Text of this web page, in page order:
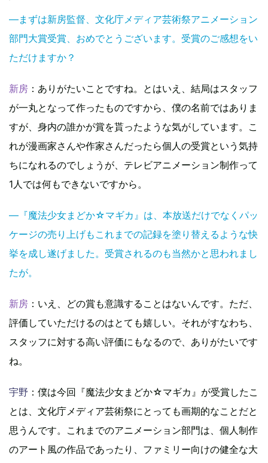
―まずは新房監督、文化庁メディア芸術祭アニメーション
部門大賞受賞、おめでとうございます。受賞のご感想をい
ただけますか？
新房 ：ありがたいことですね。とはいえ、結局はスタッフ
が一丸となって作ったものですから、僕の名前ではありま
すが、身内の誰かが賞を貰ったような気がしています。こ
れが漫画家さんや作家さんだったら個人の受賞という気持
ちになれるのでしょうが、テレビアニメーション制作って
1人では何もできないですから。
―『魔法少女まどか☆マギカ』は、本放送だけでなくパッ
ケージの売り上げもこれまでの記録を塗り替えるような快
挙を成し遂げました。受賞されるのも当然かと思われまし
たが。
新房 ：いえ、どの賞も意識することはないんです。ただ、
評価していただけるのはとても嬉しい。それがすなわち、
スタッフに対する高い評価にもなるので、ありがたいです
ね。
宇野 ：僕は今回『魔法少女まどか☆マギカ』が受賞したこ
とは、文化庁メディア芸術祭にとっても画期的なことだと
思うんです。これまでのアニメーション部門は、個人制作
のアート風の作品であったり、ファミリー向けの健全な大